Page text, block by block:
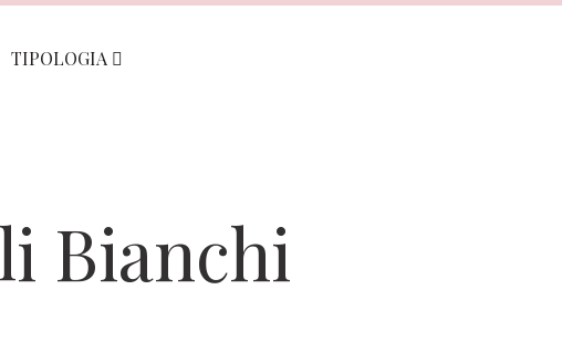
TIPOLOGIA
Bianchi